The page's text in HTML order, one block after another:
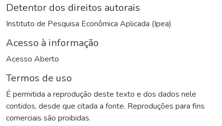
Detentor dos direitos autorais
Instituto de Pesquisa Econômica Aplicada (Ipea)
Acesso à informação
Acesso Aberto
Termos de uso
É permitida a reprodução deste texto e dos dados nele
contidos, desde que citada a fonte. Reproduções para fins
comerciais são proibidas.